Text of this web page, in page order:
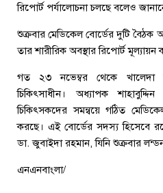
রিপোর্ট পর্যালোচনা চলছে বলেও
শুক্রবার মেডিকেল বোর্ডের দুটি বৈঠক
তার শারীরিক অবস্থার রিপোর্ট মূল্যায়ন
গত ২৩ নভেম্বর থেকে খালেদা
চিকিৎসাধীন। অধ্যাপক
চিকিৎসকদের সমন্বয়ে গঠিত
করছে। এই বোর্ডের সদস্য হিসেবে
ডা. জুবাইদা রহমান, যিনি শুক্রবার
এনএনবাংলা/